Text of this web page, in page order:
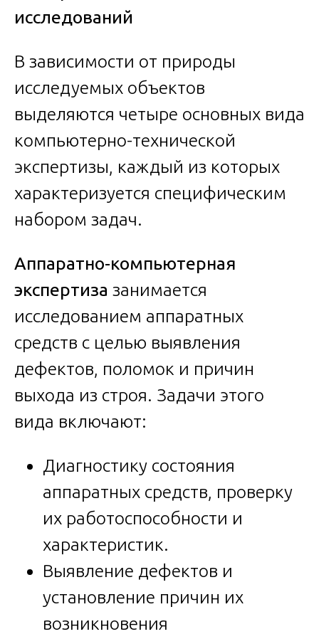
исследований
В зависимости от природы
исследуемых объектов
выделяются четыре основных вида
компьютерно-технической
экспертизы, каждый из которых
характеризуется специфическим
набором задач.
Аппаратно-компьютерная
экспертиза занимается
исследованием аппаратных
средств с целью выявления
дефектов, поломок и причин
выхода из строя. Задачи этого
вида включают:
Диагностику состояния
аппаратных средств, проверку
их работоспособности и
характеристик.
Выявление дефектов и
установление причин их
возникновения